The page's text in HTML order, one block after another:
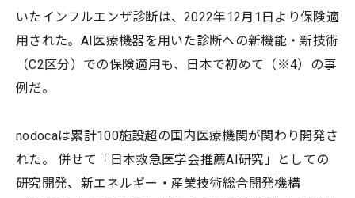
いたインフルエンザ診断は、2022年12月1日より保険適
用された。AI医療機器を用いた診断への新機能・新技術
（C2区分）での保険適用も、日本で初めて（※4）の事
例だ。
nodocaは累計100施設超の国内医療機関が関わり開発さ
れた。 併せて「日本救急医学会推薦AI研究」としての
研究開発、新エネルギー・産業技術総合開発機構